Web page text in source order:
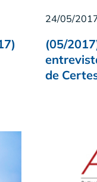
24/05/
(05/
de